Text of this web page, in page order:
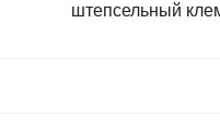
штепсельный